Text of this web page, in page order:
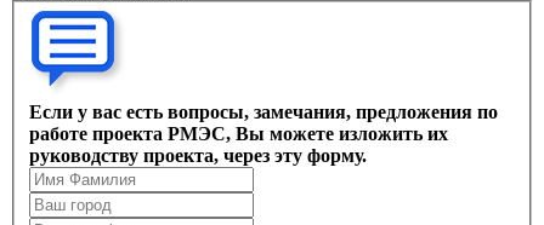
Если у вас есть вопросы, замечания, предложения по
работе проекта РМЭС, Вы можете изложить их
руководству проекта, через эту форму.